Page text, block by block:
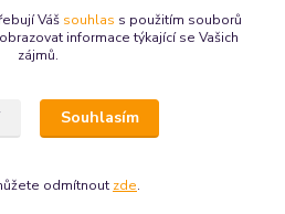
let.
Váš souhlas s použitím souborů
informace týkající se Vašich
zájmů.
Souhlasím
odmítnout zde.